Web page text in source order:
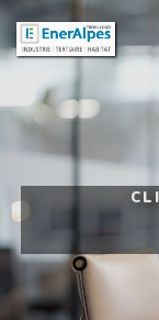
Panneau de gestion